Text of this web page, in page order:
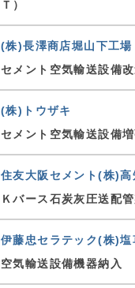
Ｔ）
(株)長澤商店堀山下工場
セメント空気輸送設備
(株)トウザキ
セメント空気輸送設備
住友大阪セメント(株)高
Ｋバース石炭灰圧送配
伊藤忠セラテック(株)塩
空気輸送設備機器納入